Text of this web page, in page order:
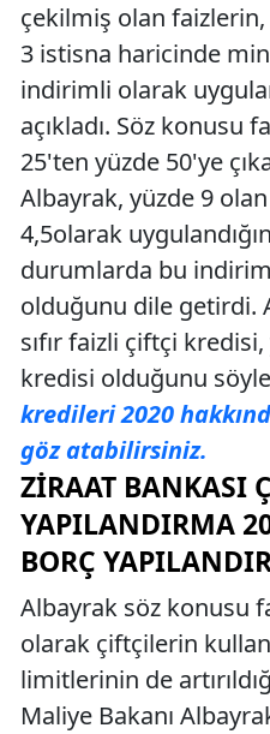
çekilmiş olan
3 istisna haricinde
indirimli olarak
açıkladı. Söz konusu
25'ten yüzde 50'ye
Albayrak, yüzde 9
4,5olarak
durumlarda bu
olduğunu dile getirdi.
sıfır faizli çiftçi
kredisi olduğunu
kredileri 2020
göz atabilirsiniz.
ZIRAAT BANKASI
YAPILANDIRMA
BORÇ
Albayrak söz konusu
olarak çiftçilerin
limitlerinin de
Maliye Bakanı